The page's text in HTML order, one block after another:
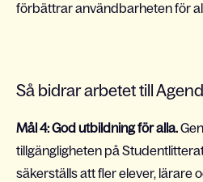
förbättrar användbarheten för
Så bidrar arbetet till
Mål 4: God utbildning för alla.
tillgängligheten på
säkerställs att fler elever, lärare